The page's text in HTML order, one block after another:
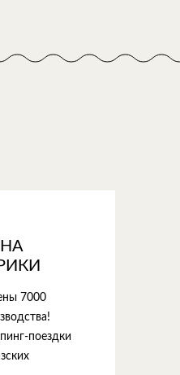
7000
поездки